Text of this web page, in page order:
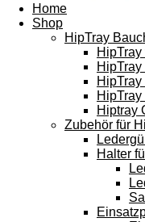
Home
Shop
HipTray
HipTray
Hiptray
Zubehör für
Halter